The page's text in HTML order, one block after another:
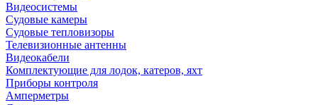
Видеосистемы
Судовые камеры
Cудовые тепловизоры
Телевизионные антенны
Видеокабели
Комплектующие для лодок, катеров, яхт
Приборы контроля
Амперметры